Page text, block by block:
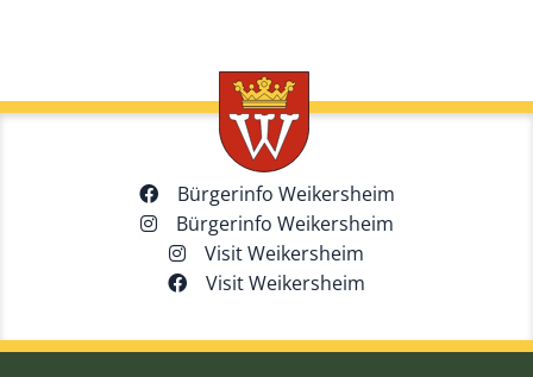
Bürgerinfo Weikersheim
Bürgerinfo Weikersheim
Visit Weikersheim
Visit Weikersheim